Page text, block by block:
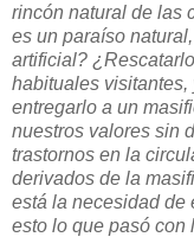
rincón natural de las
es un paraíso
artificial?
habituales visitantes,
entregarlo a un
nuestros valores sin
trastornos en la
derivados de la
está la necesidad de
esto lo que pasó con